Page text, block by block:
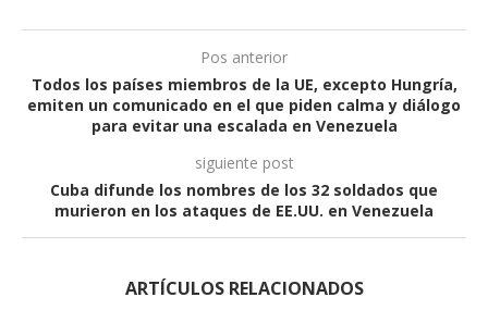
Pos anterior
Todos los países miembros de la UE, excepto Hungría,
emiten un comunicado en el que piden calma y diálogo
para evitar una escalada en Venezuela
siguiente post
Cuba difunde los nombres de los 32 soldados que
murieron en los ataques de EE.UU. en Venezuela
ARTÍCULOS RELACIONADOS